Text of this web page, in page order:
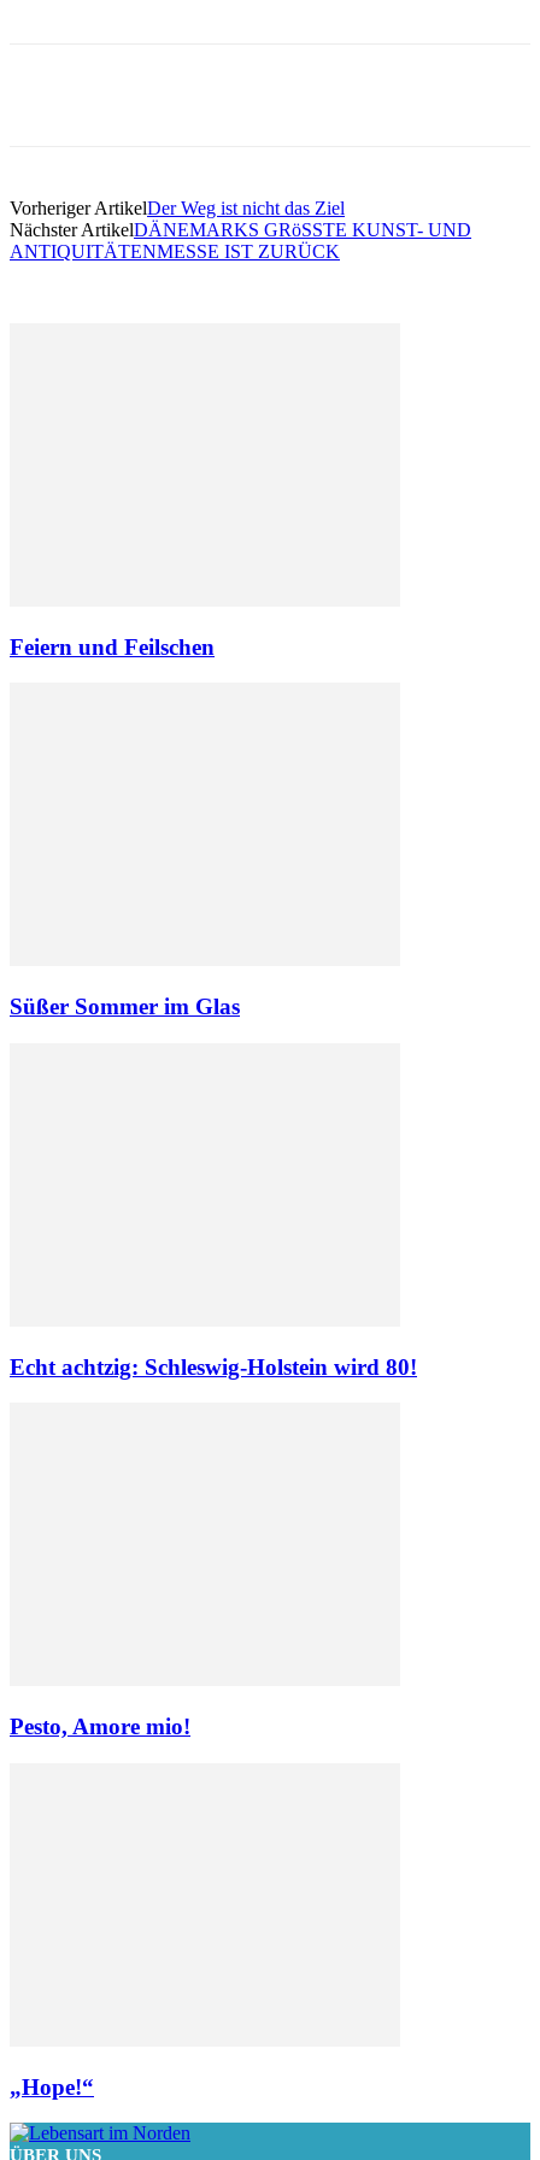
Vorheriger ArtikelDer Weg ist nicht das Ziel
Nächster ArtikelDÄNEMARKS GRöSSTE KUNST- UND
ANTIQUITÄTENMESSE IST ZURÜCK
Feiern und Feilschen
Süßer Sommer im Glas
Echt achtzig: Schleswig-Holstein wird 80!
Pesto, Amore mio!
„Hope!“
ÜBER UNS